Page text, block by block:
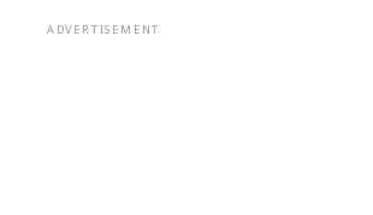
ADVERTISEMENT